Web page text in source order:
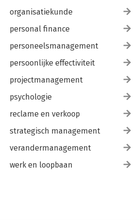
organisatiekunde
personal finance
personeelsmanagement
persoonlijke effectiviteit
projectmanagement
psychologie
reclame en verkoop
strategisch management
verandermanagement
werk en loopbaan